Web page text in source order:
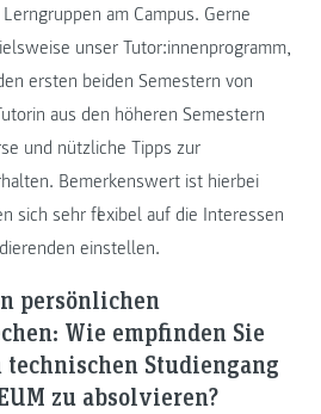
am Campus. Gerne
unser Tutor:innenprogramm,
ersten beiden Semestern von
aus den höheren Semestern
und nützliche Tipps zur
Bemerkenswert ist hierbei
sich sehr flexibel auf die Interessen
einstellen.
persönlichen
Wie empfinden Sie
technischen Studiengang
zu absolvieren?